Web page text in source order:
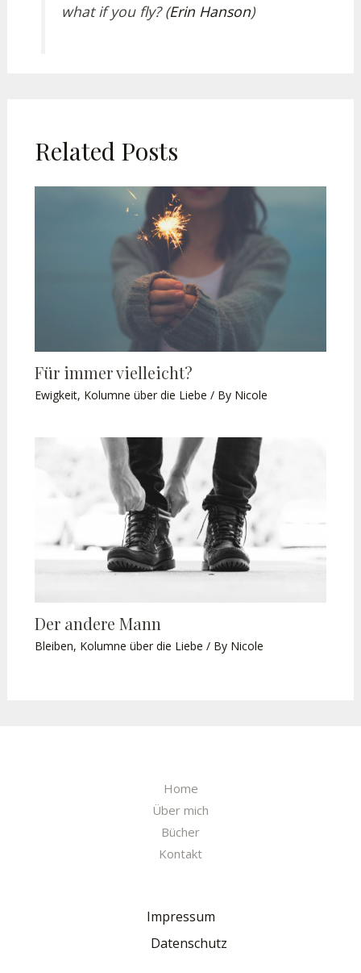
what if you fly? (Erin Hanson)
Related Posts
Für immer vielleicht?
Ewigkeit, Kolumne über die Liebe / By Nicole
Der andere Mann
Bleiben, Kolumne über die Liebe / By Nicole
Home
Über mich
Bücher
Kontakt
Impressum
Datenschutz